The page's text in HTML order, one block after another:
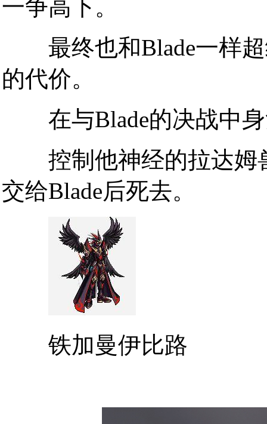
一争高下。
最终也和Blade一样超
的代价。
在与Blade的决战中身
控制他神经的拉达姆
交给Blade后死去。
铁加曼伊比路